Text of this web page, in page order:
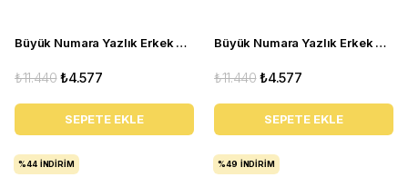
Büyük Numara Yazlık Erkek Ayakkabı - Utkan001 Siyah Deri
₺4.577
₺11.440
SEPETE EKLE
Büyük Numara Yazlık Erkek Ayakkabısı Utkan001 gri
₺4.577
₺11.440
SEPETE EKLE
%44 İNDIRIM %49 İNDIRIM